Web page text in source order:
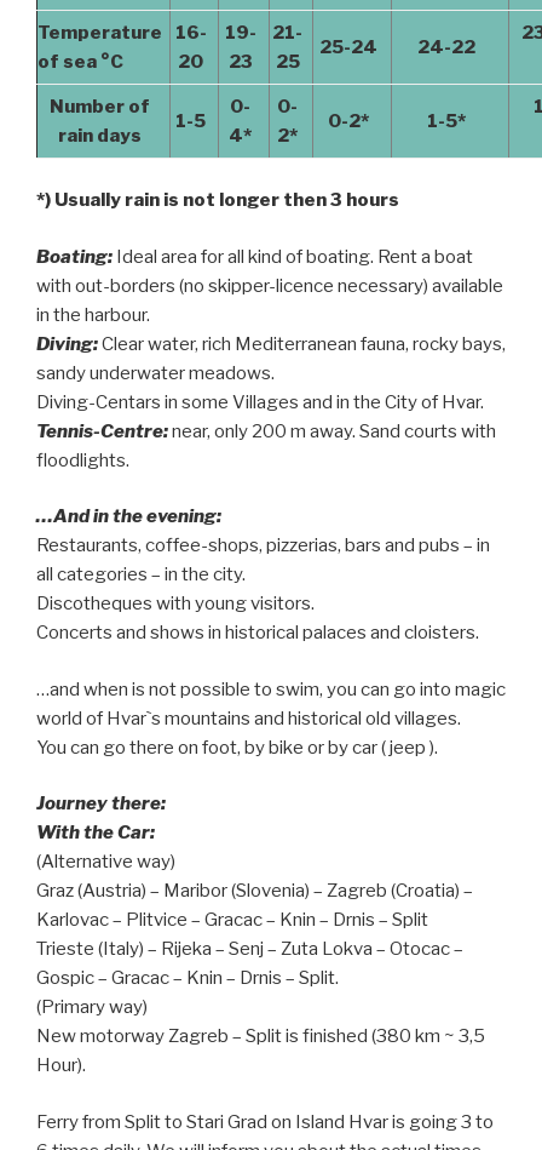
Temperature
of sea °C
16-
20
19-
23
21-
25
25-24 24-22
Number of
rain days
1-5
0-
4*
0-
2*
0-2* 1-5*
*) Usually rain is not longer then 3 hours
Boating: Ideal area for all kind of boating. Rent a boat
with out-borders (no skipper-licence necessary) available
in the harbour.
Diving:Clear water, rich Mediterranean fauna, rocky bays,
sandy underwater meadows.
Diving-Centars in some Villages and in the City of Hvar.
Tennis-Centre:near, only 200 m away. Sand courts with
floodlights.
…And in the evening:
Restaurants, coffee-shops, pizzerias, bars and pubs – in
all categories – in the city.
Discotheques with young visitors.
Concerts and shows in historical palaces and cloisters.
…and when is not possible to swim, you can go into magic
world of Hvar`s mountains and historical old villages.
You can go there on foot, by bike or by car ( jeep ).
Journey there:
With the Car:
(Alternative way)
Graz (Austria) – Maribor (Slovenia) – Zagreb (Croatia) –
Karlovac – Plitvice – Gracac – Knin – Drnis – Split
Trieste (Italy) – Rijeka – Senj – Zuta Lokva – Otocac –
Gospic – Gracac – Knin – Drnis – Split.
(Primary way)
New motorway Zagreb – Split is finished (380 km ~ 3,5
Hour).
Ferry from Split to Stari Grad on Island Hvar is going 3 to